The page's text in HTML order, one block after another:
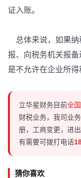
证入账。
总体来说，如果纳
报、向税务机关报
是不允许在企业所得
立华星财务目前全
财税业务，我司业
册，工商变更，进
有需要可拨打电话
猜你喜欢